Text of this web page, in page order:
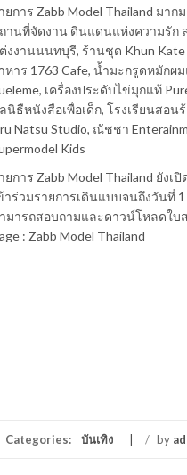
ยการ Zabb Model Thailand มาก
านที่จัดงาน ดินแดนแห่งความรัก
งงานนนทบุรี, ร้านชุด Khun Kate
หาร 1763 Cafe, น้ำมะกรูดหมักผ
เครื่องประดับไข่มุกแท้
นิธืหนังสือเพื่อเด็ก, โรงเรียนสอน
Natsu Studio, ณัชชา
Kids
ยการ Zabb Model Thailand ยังเ
าร่วมรายการเดินแบบจนถึงวันที่
มารถสอบถามและดาวน์โหลดใบ
: Zabb Model Thailand
Categories: บันเทิง / by